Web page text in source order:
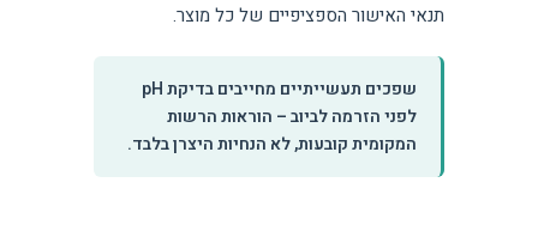
תנאי האישור הספציפיים של כל מוצר.
שפכים תעשייתיים מחייבים בדיקת pH
לפני הזרמה לביוב – הוראות הרשות
המקומית קובעות, לא הנחיות היצרן בלבד.